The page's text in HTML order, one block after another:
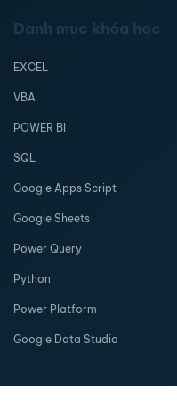
Danh mục khóa học
EXCEL
VBA
POWER BI
SQL
Google Apps Script
Google Sheets
Power Query
Python
Power Platform
Google Data Studio